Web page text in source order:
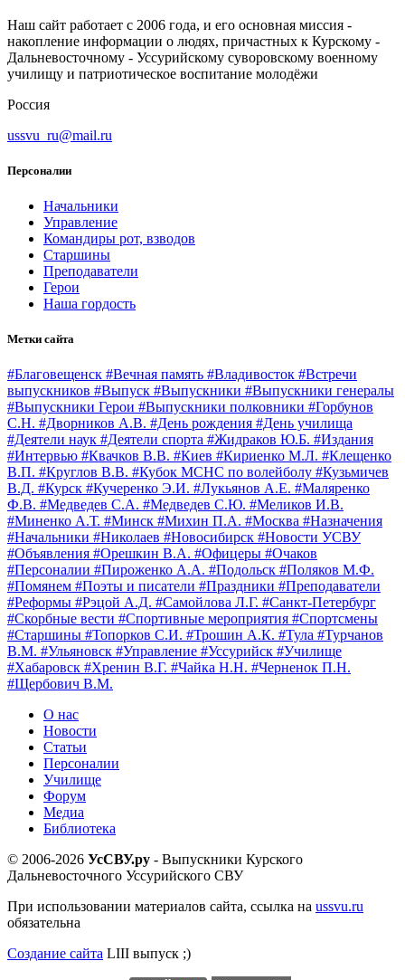
Наш сайт работает с 2006 года, и его основная миссия -
накопление информации о людях, причастных к Курскому -
Дальневосточному - Уссурийскому суворовскому военному
училищу и патриотическое воспитание молодёжи
Россия
ussvu_ru@mail.ru
Персоналии
Начальники
Управление
Командиры рот, взводов
Старшины
Преподаватели
Герои
Наша гордость
Метки сайта
#Благовещенск #Вечная память #Владивосток #Встречи
выпускников #Выпуск #Выпускники #Выпускники генералы
#Выпускники Герои #Выпускники полковники #Горбунов
С.Н. #Дворников А.В. #День рождения #День училища
#Деятели наук #Деятели спорта #Жидраков Ю.Б. #Издания
#Интервью #Квачков В.В. #Киев #Кириенко М.Л. #Клещенко
В.П. #Круглов В.В. #Кубок МСНС по волейболу #Кузьмичев
В.Д. #Курск #Кучеренко Э.И. #Лукьянов А.Е. #Маляренко
Ф.В. #Медведев С.А. #Медведев С.Ю. #Меликов И.В.
#Миненко А.Т. #Минск #Михин П.А. #Москва #Назначения
#Начальники #Николаев #Новосибирск #Новости УСВУ
#Объявления #Орешкин В.А. #Офицеры #Очаков
#Персоналии #Пироженко А.А. #Подольск #Поляков М.Ф.
#Помянем #Поэты и писатели #Праздники #Преподаватели
#Реформы #Рэцой А.Д. #Самойлова Л.Г. #Санкт-Петербург
#Скорбные вести #Спортивные мероприятия #Спортсмены
#Старшины #Топорков С.И. #Трошин А.К. #Тула #Турчанов
В.М. #Ульяновск #Управление #Уссурийск #Училище
#Хабаровск #Хренин В.Г. #Чайка Н.Н. #Черненок П.Н.
#Щербович В.М.
О нас
Новости
Статьи
Персоналии
Училище
Форум
Медиа
Библиотека
© 2006-2026 УсСВУ.ру - Выпускники Курского
Дальневосточного Уссурийского СВУ
При использовании материалов сайта, ссылка на ussvu.ru
обязательна
Создание сайта LIII выпуск ;)